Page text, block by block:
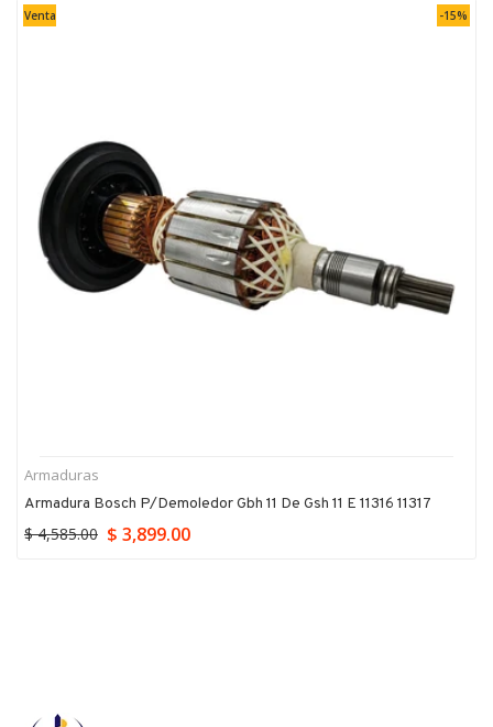
Venta -15%
Armaduras
Armadura Bosch P/demoledor Gbh 11 De Gsh 11 E 11316 11317
$ 4,585.00 $ 3,899.00